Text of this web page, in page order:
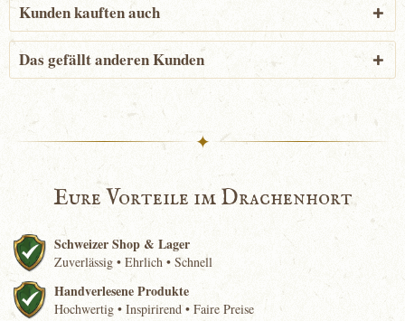
Kunden kauften auch
Das gefällt anderen Kunden
✦
Eure Vorteile im Drachenhort
Schweizer Shop & Lager
Zuverlässig • Ehrlich • Schnell
Handverlesene Produkte
Hochwertig • Inspirirend • Faire Preise